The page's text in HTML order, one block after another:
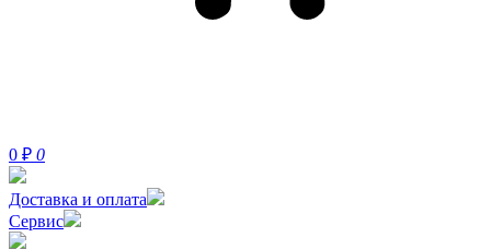
0 ₽ 0
Доставка и оплата
Сервис